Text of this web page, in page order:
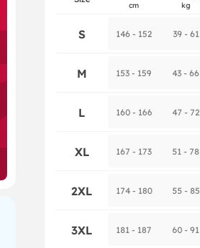
cm kg
S 146 - 152 39 - 61
M 153 - 159 43 - 66
L 160 - 166 47 - 72
XL 167 - 173 51 - 78
2XL 174 - 180 55 - 85
3XL 181 - 187 60 - 91